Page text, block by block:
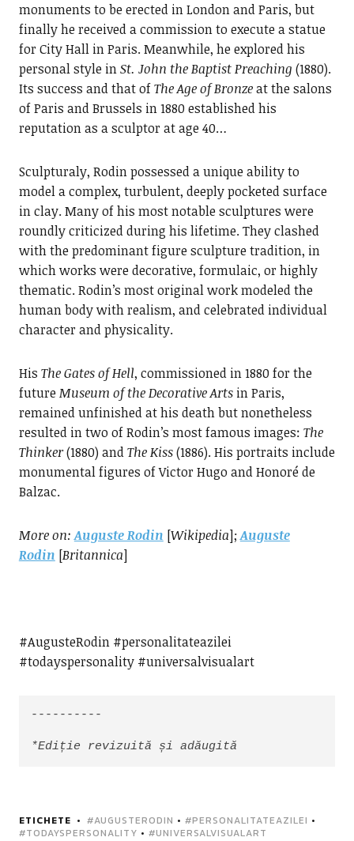
monuments to be erected in London and Paris, but
finally he received a commission to execute a statue
for City Hall in Paris. Meanwhile, he explored his
personal style inSt. John the Baptist Preaching (1880).
Its success and that ofThe Age of Bronzeat the salons
of Paris and Brussels in 1880 established his
reputation as a sculptor at age 40…
Sculpturaly, Rodin possessed a unique ability to
model a complex, turbulent, deeply pocketed surface
in clay. Many of his most notable sculptures were
roundly criticized during his lifetime. They clashed
with the predominant figure sculpture tradition, in
which works were decorative, formulaic, or highly
thematic. Rodin’s most original work modeled the
human body with realism, and celebrated individual
character and physicality.
His The Gates of Hell, commissioned in 1880 for the
futureMuseum of the Decorative Artsin Paris,
remained unfinished at his death but nonetheless
resulted in two of Rodin’s most famous images: The
Thinker(1880) andTheKiss(1886). His portraits include
monumental figures of Victor Hugo and Honoré de
Balzac.
More on:Auguste Rodin [Wikipedia];Auguste
Rodin [Britannica]
#AugusteRodin #personalitateazilei
#todayspersonality #universalvisualart
----------
*Ediție revizuită și adăugită
ETICHETE #AUGUSTERODIN • #PERSONALITATEAZILEI •
#TODAYSPERSONALITY • #UNIVERSALVISUALART